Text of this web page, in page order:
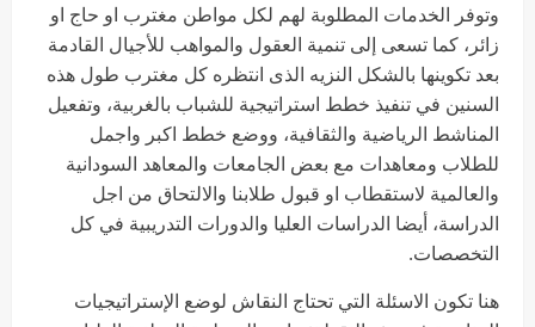
وتوفر الخدمات المطلوبة لهم لكل مواطن مغترب او حاج او
زائر، كما تسعى إلى تنمية العقول والمواهب للأجيال القادمة
بعد تكوينها بالشكل النزيه الذى انتظره كل مغترب طول هذه
السنين في تنفيذ خطط استراتيجية للشباب بالغربية، وتفعيل
المناشط الرياضية والثقافية، ووضع خطط اكبر واجمل
للطلاب ومعاهدات مع بعض الجامعات والمعاهد السودانية
والعالمية لاستقطاب او قبول طلابنا والالتحاق من اجل
الدراسة، أيضا الدراسات العليا والدورات التدريبية في كل
التخصصات.
هنا تكون الاسئلة التي تحتاج النقاش لوضع الإستراتيجيات